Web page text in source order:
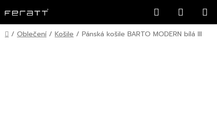
na
obsah
Hledat
KOŠÍK
Domů
/ Oblečení / Košile / Pánská košile BARTO MODERN bílá III